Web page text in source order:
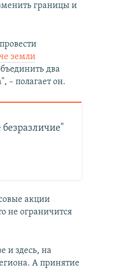
границы и
земли
два
– полагает он.
безразличие"
акции
не ограничится
и здесь, на
А принятие